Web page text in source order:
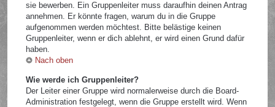
sie bewerben. Ein Gruppenleiter muss daraufhin deinen Antrag
annehmen. Er könnte fragen, warum du in die Gruppe
aufgenommen werden möchtest. Bitte belästige keinen
Gruppenleiter, wenn er dich ablehnt, er wird einen Grund dafür
haben.
Nach oben
Wie werde ich Gruppenleiter?
Der Leiter einer Gruppe wird normalerweise durch die Board-
Administration festgelegt, wenn die Gruppe erstellt wird. Wenn